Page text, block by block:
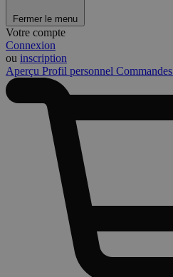
Fermer le menu
Votre compte
Connexion
ou inscription
Aperçu Profil personnel Commandes